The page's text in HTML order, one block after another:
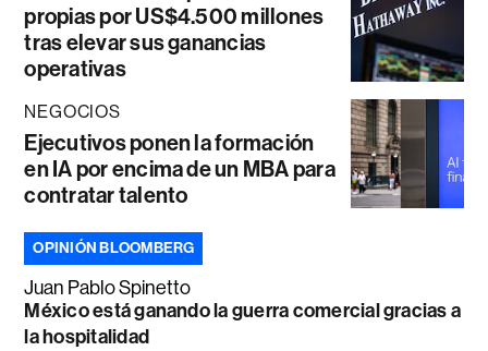
propias por US$4.500 millones
tras elevar sus ganancias
operativas
NEGOCIOS
Ejecutivos ponen la formación
en IA por encima de un MBA para
contratar talento
OPINIÓN BLOOMBERG
Juan Pablo Spinetto
México está ganando la guerra comercial gracias a
la hospitalidad